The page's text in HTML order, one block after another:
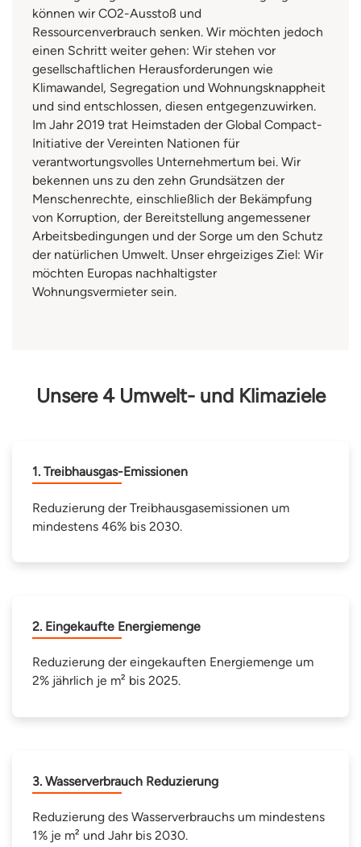
können wir CO2-Ausstoß und
Ressourcenverbrauch senken. Wir möchten jedoch
einen Schritt weiter gehen: Wir stehen vor
gesellschaftlichen Herausforderungen wie
Klimawandel, Segregation und Wohnungsknappheit
und sind entschlossen, diesen entgegenzuwirken.
Im Jahr 2019 trat Heimstaden der Global Compact-
Initiative der Vereinten Nationen für
verantwortungsvolles Unternehmertum bei. Wir
bekennen uns zu den zehn Grundsätzen der
Menschenrechte, einschließlich der Bekämpfung
von Korruption, der Bereitstellung angemessener
Arbeitsbedingungen und der Sorge um den Schutz
der natürlichen Umwelt. Unser ehrgeiziges Ziel: Wir
möchten Europas nachhaltigster
Wohnungsvermieter sein.
Unsere 4 Umwelt- und Klimaziele
1. Treibhausgas-Emissionen
Reduzierung der Treibhausgasemissionen um
mindestens 46% bis 2030.
2. Eingekaufte Energiemenge
Reduzierung der eingekauften Energiemenge um
2% jährlich je m² bis 2025.
3. Wasserverbrauch Reduzierung
Reduzierung des Wasserverbrauchs um mindestens
1% je m² und Jahr bis 2030.